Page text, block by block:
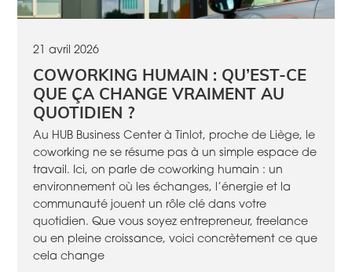
21 avril 2026
COWORKING HUMAIN : QU’EST-CE
QUE ÇA CHANGE VRAIMENT AU
QUOTIDIEN ?
Au HUB Business Center à Tinlot, proche de Liège, le
coworking ne se résume pas à un simple espace de
travail. Ici, on parle de coworking humain : un
environnement où les échanges, l’énergie et la
communauté jouent un rôle clé dans votre
quotidien. Que vous soyez entrepreneur, freelance
ou en pleine croissance, voici concrètement ce que
cela change